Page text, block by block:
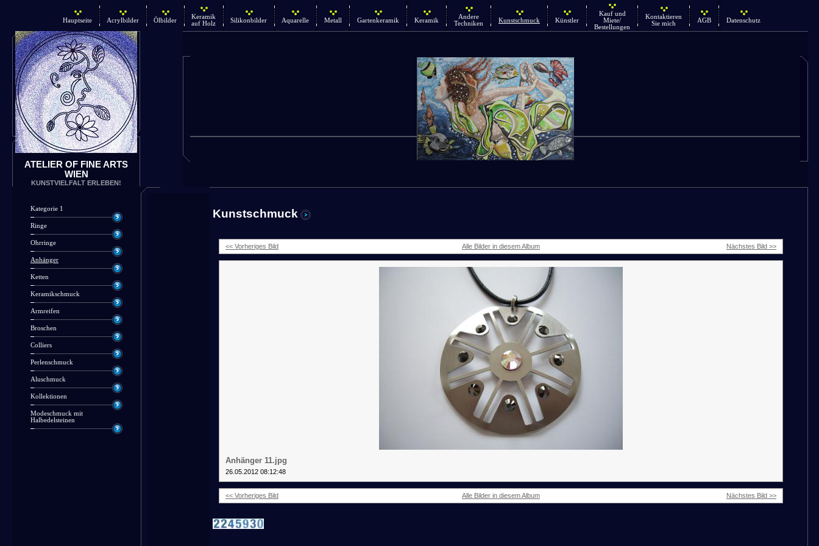
Hauptseite Acrylbilder Ölbilder
Keramik
auf Holz
Silikonbilder Aquarelle Metall Gartenkeramik Keramik
Andere
Techniken
Kunstschmuck Künstler
Kauf und
Miete/
Bestellungen
Kontaktieren
Sie mich
AGB Datenschutz
ATELIER OF FINE ARTS
WIEN
KUNSTVIELFALT ERLEBEN!
Kategorie 1
Ringe
Ohrringe
Anhänger
Ketten
Keramikschmuck
Armreifen
Broschen
Colliers
Perlenschmuck
Aluschmuck
Kollektionen
Modeschmuck mit
Halbedelsteinen
Kunstschmuck
<< Vorheriges Bild Alle Bilder in diesem Album Nächstes Bild >>
Anhänger 11.jpg
26.05.2012 08:12:48
<< Vorheriges Bild Alle Bilder in diesem Album Nächstes Bild >>